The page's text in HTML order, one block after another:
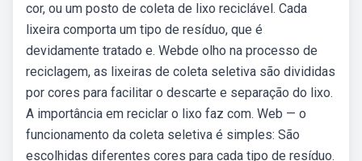
cor, ou um posto de coleta de lixo reciclável. Cada
lixeira comporta um tipo de resíduo, que é
devidamente tratado e. Webde olho na processo de
reciclagem, as lixeiras de coleta seletiva são divididas
por cores para facilitar o descarte e separação do lixo.
A importância em reciclar o lixo faz com. Web — o
funcionamento da coleta seletiva é simples: São
escolhidas diferentes cores para cada tipo de resíduo.